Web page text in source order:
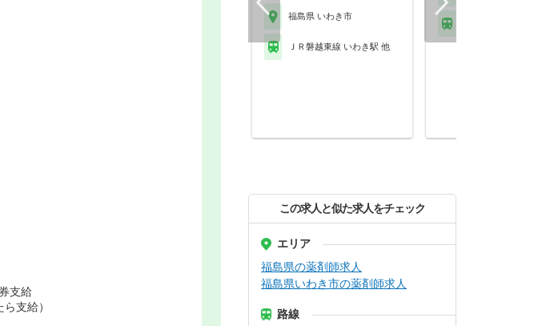
支給
支給）
福島県 いわき市
ＪＲ磐越東線 いわき駅 他
この求人と似た求人をチェック
エリア
福島県の薬剤師求人
福島県いわき市の薬剤師求人
路線